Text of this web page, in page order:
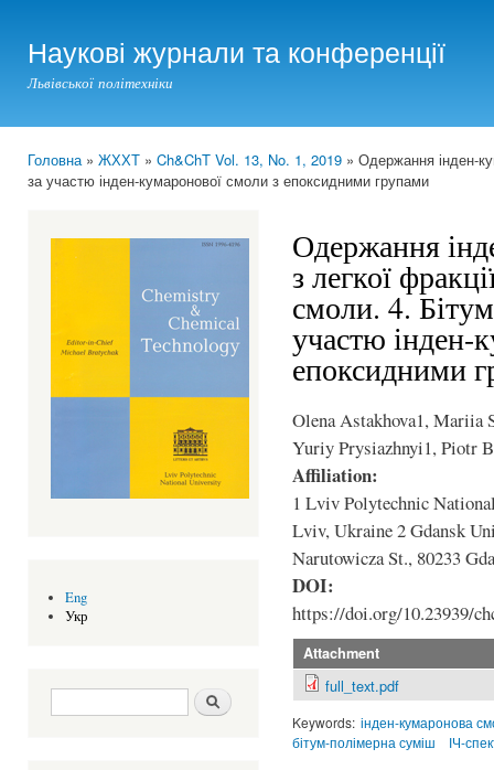
Наукові журнали та конференції
Львівської політехніки
You are here
Головна» ЖХХТ » Ch&ChT Vol. 13, No. 1, 2019 » Одержання інден-
за участю інден-кумаронової смоли з епоксидними групами
Eng
Укр
Search form Шукати
Одержання
з легкої
смоли. 4.
участю інден-
епоксидними
Olena Astakhova1, Mariia
Yuriy Prysiazhnyi1, Piotr
Affiliation:
1 Lviv Polytechnic
Lviv, Ukraine 2 Gdansk
Narutowicza St., 80233
DOI:
https://doi.org/10.23939/
Attachment
full_text.pdf
Keywords: інден-кумаронова
бітум-полімерна суміш
ІЧ-